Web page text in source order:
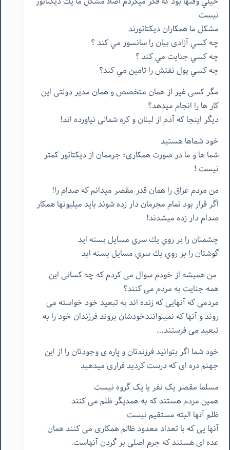
نيست
مشكل ما همكاران ديكتاتورند
چه كسي آزادی بیان را سانسور مي كند ؟
چه كسي جنايت مي كند ؟
چه كسي پول نفتش را تامين مي كند؟
مگر کسی غیر از همان متخصص و همان مدیر دولتی این
کار ها را انجام میدهد؟
دیگر اینجا که آدم از لبنان و کره شمالی نیاورده اند!
خود شماها هستيد
شما ها و ما در صورت همکاری؛ جرممان از ديكتاتور كمتر
نيست !
من مردم عراق را همان قدر مقصر میدانم که صدام را!
اگر قرار بود تمام مجرمان دار زده شوند باید میلیونها همکار
صدام دار زده میشدند!
چشمتان را بر روي يك سري مسايل بسته ايد
گوشتان را بر روي يك سري مسايل بسته ايد
من همیشه از خودم سوال می کردم که چه کسانی این
همه جنایت به مردم می کنند؟
مردمی که آنهایی که زنده اند به تبعید خود خواسته می
روند و آنها که نمیتوانندخودشان بروند فرزندان خود را به
تبعید می فرستند…
خود شما اگر بتوانید فرزندتان و پاره ی وجودتان را از این
جهنم دره ای که درست کردید فراری میدهید
مسلما مقصر یک نفر یا یک گروه نیست
همین مردم هستند که به همدیگر ظلم می کنند
ظلم آنها البته مستقیم نیست
آنها یی که با تعداد معدود ظالم همکاری می کنند همان
عده ای هستند که جرم اصلی بر گردن آنهاست.